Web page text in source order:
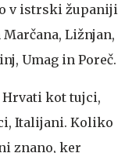
v istrski županiji
Marčana, Ližnjan,
Umag in Poreč.
kot tujci,
Italijani. Koliko
znano, ker